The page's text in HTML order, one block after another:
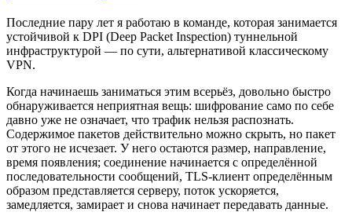
Последние пару лет я работаю в команде, которая занимается
устойчивой к DPI (Deep Packet Inspection) туннельной
инфраструктурой — по сути, альтернативой классическому
VPN.
Когда начинаешь заниматься этим всерьёз, довольно быстро
обнаруживается неприятная вещь: шифрование само по себе
давно уже не означает, что трафик нельзя распознать.
Содержимое пакетов действительно можно скрыть, но пакет
от этого не исчезает. У него остаются размер, направление,
время появления; соединение начинается с определённой
последовательности сообщений, TLS-клиент определённым
образом представляется серверу, поток ускоряется,
замедляется, замирает и снова начинает передавать данные.